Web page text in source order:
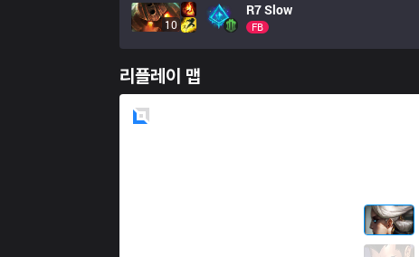
10
R7Slow
FB
리플레이 맵